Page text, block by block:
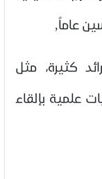
عاماً,
كثيرة، مثل
علمية بإلقاء